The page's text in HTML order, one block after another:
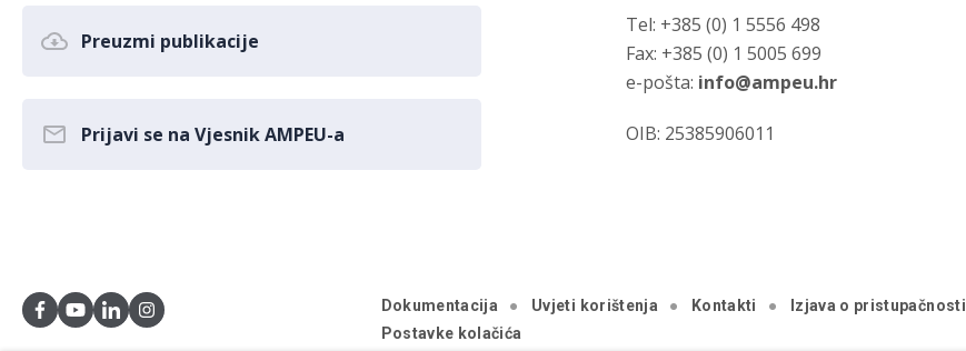
Preuzmi publikacije
Prijavi se na Vjesnik AMPEU-a
Tel: +385 (0) 1 5556 498
Fax: +385 (0) 1 5005 699
e-pošta: info@ampeu.hr
OIB: 25385906011
Dokumentacija Uvjeti korištenja Kontakti Izjava o pristupačnosti
Postavke kolačića